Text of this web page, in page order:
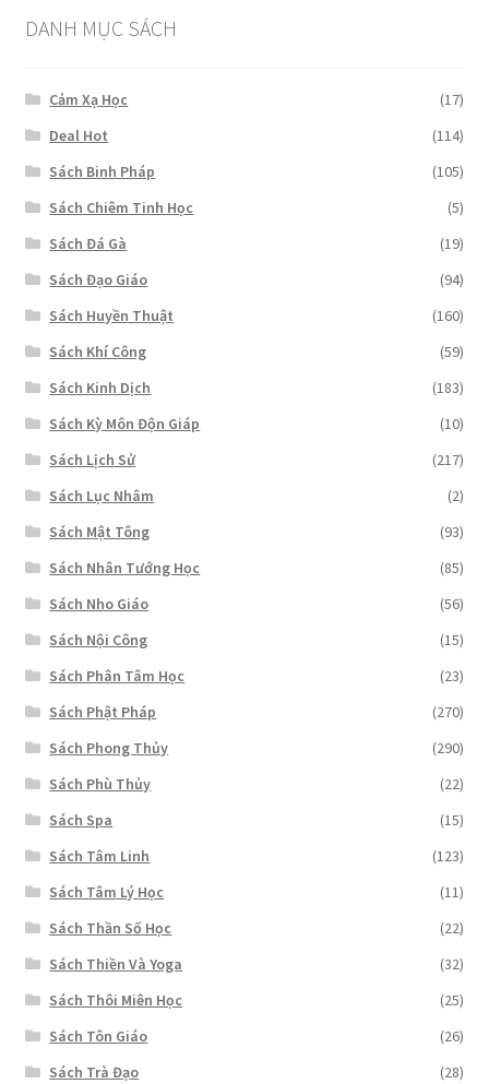
DANH MỤC SÁCH
Cảm Xạ Học
(17)
Deal Hot
(114)
Sách Binh Pháp
(105)
Sách Chiêm Tinh Học
(5)
Sách Đá Gà
(19)
Sách Đạo Giáo
(94)
Sách Huyền Thuật
(160)
Sách Khí Công
(59)
Sách Kinh Dịch
(183)
Sách Kỳ Môn Độn Giáp
(10)
Sách Lịch Sử
(217)
Sách Lục Nhâm
(2)
Sách Mật Tông
(93)
Sách Nhân Tướng Học
(85)
Sách Nho Giáo
(56)
Sách Nội Công
(15)
Sách Phân Tâm Học
(23)
Sách Phật Pháp
(270)
Sách Phong Thủy
(290)
Sách Phù Thủy
(22)
Sách Spa
(15)
Sách Tâm Linh
(123)
Sách Tâm Lý Học
(11)
Sách Thần Số Học
(22)
Sách Thiền Và Yoga
(32)
Sách Thôi Miên Học
(25)
Sách Tôn Giáo
(26)
Sách Trà Đạo
(28)